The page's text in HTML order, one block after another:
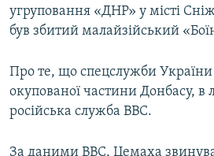
угруповання «ДНР» у місті
був збитий малайзійський
Про те, що спецслужби
окупованої частини Донбасу, в
російська служба ВВС.
За даними BBC, Цемаха